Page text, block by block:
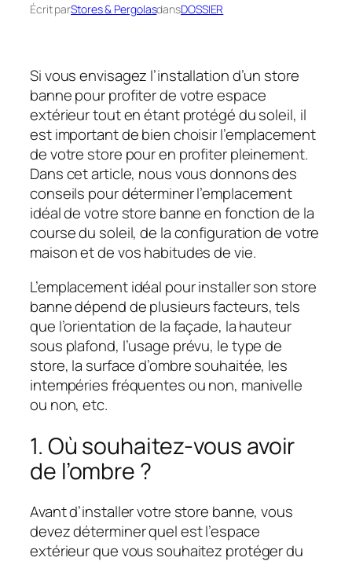
Écrit parStores & PergolasdansDOSSIER
Si vous envisagez l’installation d’un store
banne pour profiter de votre espace
extérieur tout en étant protégé du soleil, il
est important de bien choisir l’emplacement
de votre store pour en profiter pleinement.
Dans cet article, nous vous donnons des
conseils pour déterminer l’emplacement
idéal de votre store banne en fonction de la
course du soleil, de la configuration de votre
maison et de vos habitudes de vie.
L’emplacement idéal pour installer son store
banne dépend de plusieurs facteurs, tels
que l’orientation de la façade, la hauteur
sous plafond, l’usage prévu, le type de
store, la surface d’ombre souhaitée, les
intempéries fréquentes ou non, manivelle
ou non, etc.
1. Où souhaitez-vous avoir
de l’ombre ?
Avant d’installer votre store banne, vous
devez déterminer quel est l’espace
extérieur que vous souhaitez protéger du